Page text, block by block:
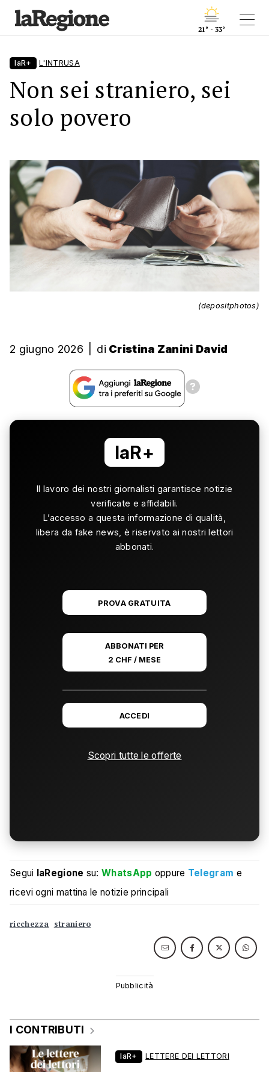
21° - 33°
laR+ L'INTRUSA
Non sei straniero, sei
solo povero
(depositphotos)
2 giugno 2026 di Cristina Zanini David
laR+
Il lavoro dei nostri giornalisti garantisce notizie
verificate e affidabili.
L’accesso a questa informazione di qualità,
libera da fake news, è riservato ai nostri lettori
abbonati.
PROVA GRATUITA
ABBONATI PER
2 CHF / MESE
ACCEDI
Scopri tutte le offerte
Segui laRegione su:WhatsApp oppure Telegram e
ricevi ogni mattina le notizie principali
ricchezza straniero
I CONTRIBUTI
laR+ LETTERE DEI LETTORI